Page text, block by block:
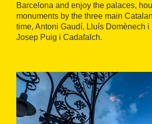
Barcelona and enjoy the palaces,
monuments by the three main
time, Antoni Gaudí, Lluís Domènech i
Josep Puig i Cadafalch.